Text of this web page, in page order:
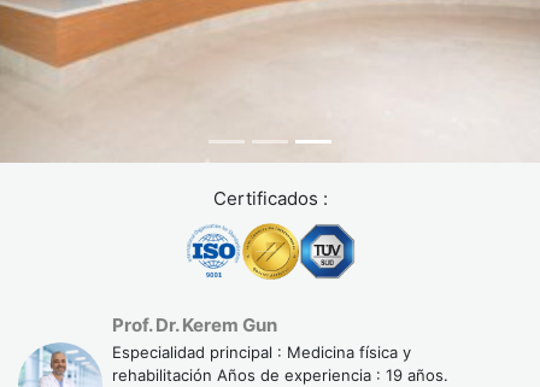
Certificados :
Prof. Dr. Kerem Gun
Especialidad principal : Medicina física y
rehabilitación Años de experiencia : 19 años.